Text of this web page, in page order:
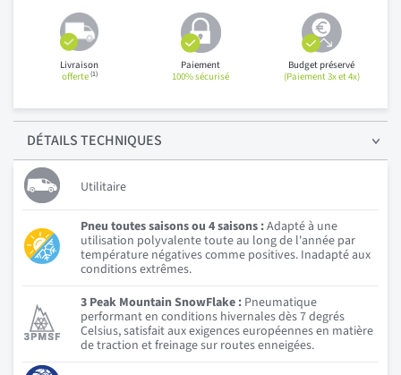
Livraison
offerte(1)
Paiement
100% sécurisé
Budget préservé
(Paiement 3x et 4x)
DÉTAILSTECHNIQUES
Utilitaire
Pneu toutes saisons ou 4 saisons :Adapté à une
utilisation polyvalente toute au long de l'année par
température négatives comme positives. Inadapté aux
conditions extrêmes.
3 Peak Mountain SnowFlake : Pneumatique
performant en conditions hivernales dès 7 degrés
Celsius, satisfait aux exigences européennes en matière
de traction et freinage sur routes enneigées.